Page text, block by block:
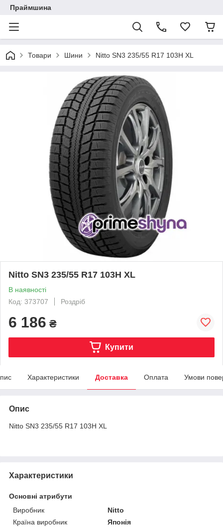
Праймшина
Товари Шини Nitto SN3 235/55 R17 103H XL
Nitto SN3 235/55 R17 103H XL
В наявності
Код: 373707
Роздріб
6 186 ₴
Купити
Характеристики Доставка Оплата Умови
Опис
Nitto SN3 235/55 R17 103H XL
Характеристики
Основні атрибути
Виробник
Nitto
Країна виробник
Японія